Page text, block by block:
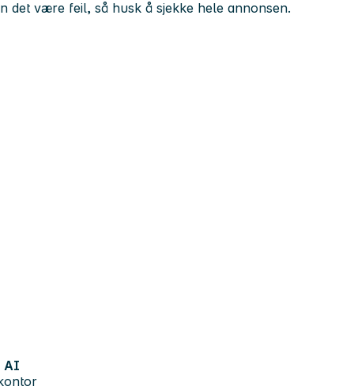
AI
det være feil, så husk å sjekke hele annonsen.